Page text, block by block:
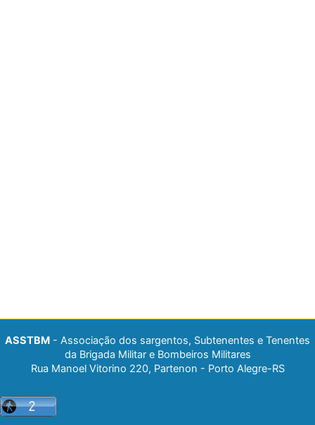
ASSTBM - Associação dos sargentos, Subtenentes e Tenentes
da Brigada Militar e Bombeiros Militares
Rua Manoel Vitorino 220, Partenon - Porto Alegre-RS